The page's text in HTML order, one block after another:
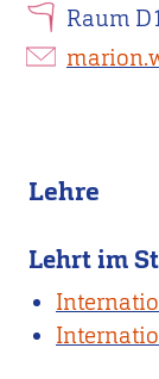
Raum
Lehre
Lehrt im